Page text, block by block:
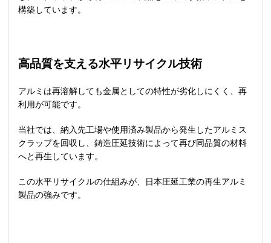
構築しています。
高品質を支える水平リサイクル技術
アルミは再溶解しても金属としての特性が劣化しにくく、再
利用が可能です。
当社では、納入先工場や使用済み製品から発生したアルミス
クラップを回収し、鋳造圧延技術によって再び同品質の材料
へと再生しています。
この水平リサイクルの仕組みが、日本圧延工業の再生アルミ
製品の強みです。